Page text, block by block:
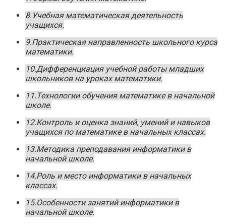
8.Учебная математическая деятельность
учащихся.
9.Практическая направленность школьного курса
математики.
10.Дифференциация учебной работы младших
школьников на уроках математики.
11.Технологии обучения математике в начальной
школе.
12.Контроль и оценка знаний, умений и навыков
учащихся по математике в начальных классах.
13.Методика преподавания информатики в
начальной школе.
14.Роль и место информатики в начальных
классах.
15.Особенности занятий информатики в
начальной школе.